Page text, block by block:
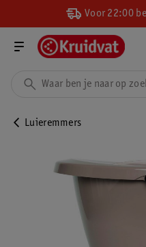
Voor 22:00
Luieremmers